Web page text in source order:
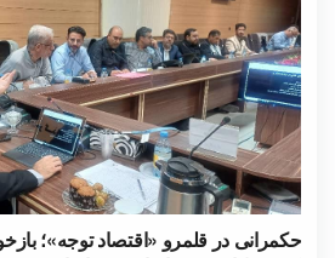
حکمرانی در قلمرو «اقتصاد توجه»؛